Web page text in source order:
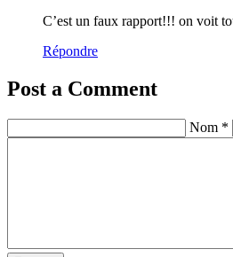
C’est un faux rapport!!! on voit
Répondre
Post a Comment
Nom *